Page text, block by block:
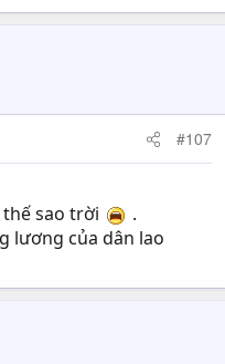
#107
thế sao trời
.
lương của dân lao